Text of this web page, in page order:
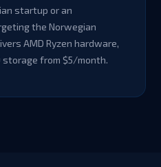
startup or an
the Norwegian
AMD Ryzen hardware,
storage from $5/month.